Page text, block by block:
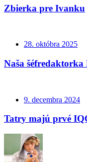
Zbierka pre Ivanku
28. októbra 2025
Naša
9. decembra 2024
Tatry majú prvé